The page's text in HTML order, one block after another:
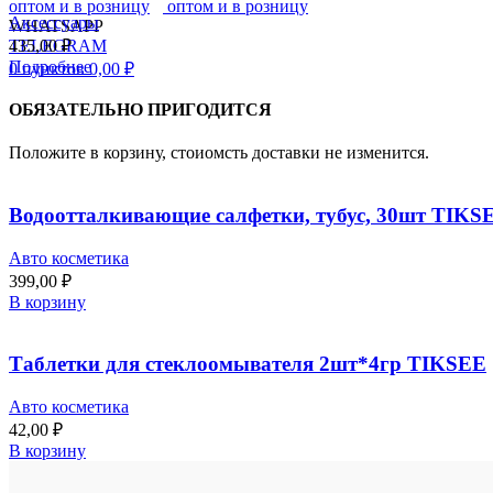
WHATSAPP
TELEGRAM
0пунктов 0,00 ₽
Аксессуары
435,00₽
Подробнее
ОБЯЗАТЕЛЬНО ПРИГОДИТСЯ
Положите в корзину, стоиомсть доставки не изменится.
Водоотталкивающие салфетки, тубус, 30шт
Авто косметика
399,00 ₽
В корзину
Таблетки для стеклоомывателя 2шт*4гр TIKSEE
Авто косметика
42,00 ₽
В корзину